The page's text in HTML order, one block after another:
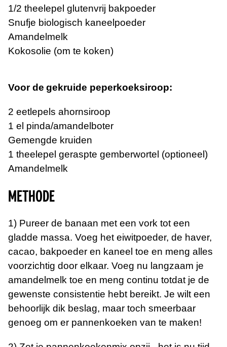
1/2 theelepel glutenvrij bakpoeder
Snufje biologisch kaneelpoeder
Amandelmelk
Kokosolie (om te koken)
Voor de gekruide peperkoeksiroop:
2 eetlepels ahornsiroop
1 el pinda/amandelboter
Gemengde kruiden
1 theelepel geraspte gemberwortel (optioneel)
Amandelmelk
METHODE
1) Pureer de banaan met een vork tot een
gladde massa. Voeg het eiwitpoeder, de haver,
cacao, bakpoeder en kaneel toe en meng alles
voorzichtig door elkaar. Voeg nu langzaam je
amandelmelk toe en meng continu totdat je de
gewenste consistentie hebt bereikt. Je wilt een
behoorlijk dik beslag, maar toch smeerbaar
genoeg om er pannenkoeken van te maken!